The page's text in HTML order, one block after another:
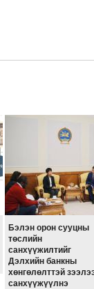
Бэлэн орон сууцны
төслийн
санхүүжилтийг
Дэлхийн банкны
хөнгөлөлттэй
санхүүжүүлнэ